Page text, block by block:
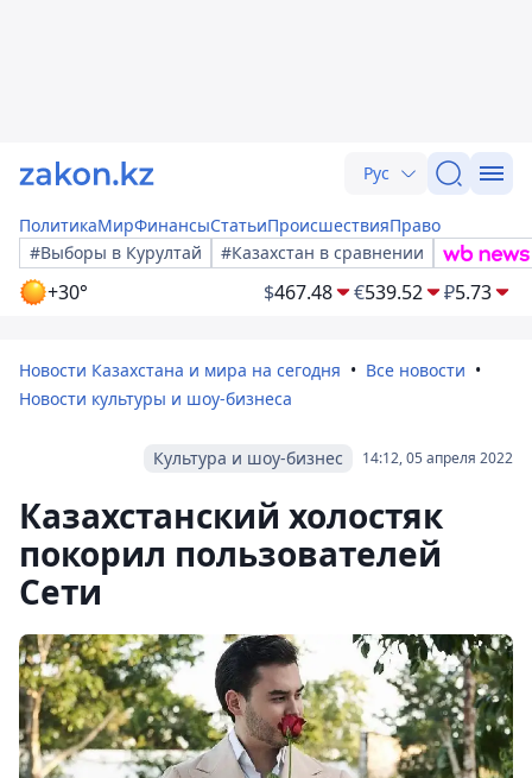
Рус
ПолитикаМирФинансыСтатьиПроисшествияПраво
#Выборы в Курултай
#Казахстан в сравнении
+30° $467.48 €539.52 ₽5.73
Новости Казахстана и мира на сегодня
Все новости
Новости культуры и шоу-бизнеса
14:12, 05 апреля 2022
Культура и шоу-бизнес
Казахстанский холостяк
покорил пользователей
Сети